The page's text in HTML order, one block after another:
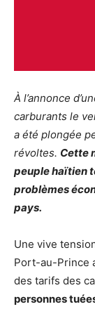
À l’annonce
carburants le
a été plongée
révoltes. Cette
peuple haïtien
problèmes
pays.
Une vive
Port-au-Prince
des tarifs des
personnes